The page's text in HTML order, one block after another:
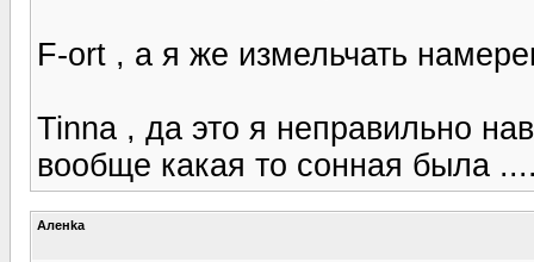
F-ort , а я же измельчать
Tinna , да это я неправильно
вообще какая то сонная была
Аленka